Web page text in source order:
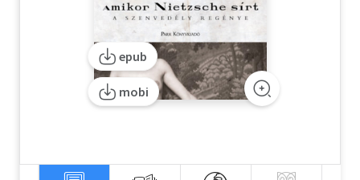
Tankönyv, segédkönyv
Társadalomtudomány
Természettudomány
epub
mobi